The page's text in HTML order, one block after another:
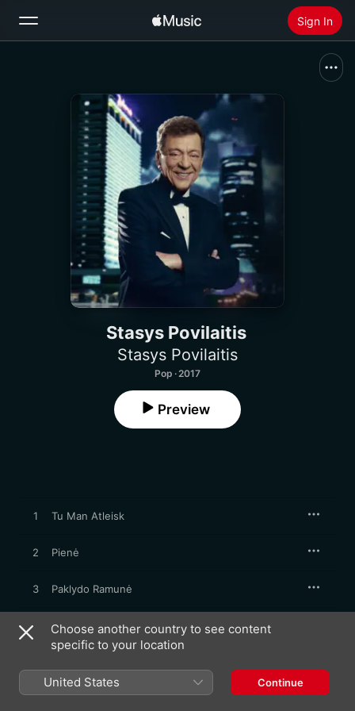
Sign In
Install Apple Music
Stasys Povilaitis
Stasys Povilaitis
Pop · 2017
Preview
1 Tu Man Atleisk
2 Pienė
3 Paklydo Ramunė
4 Senelė
6 Sudeginti Tiltai
Choose another country to see content
specific to your location
United States Continue